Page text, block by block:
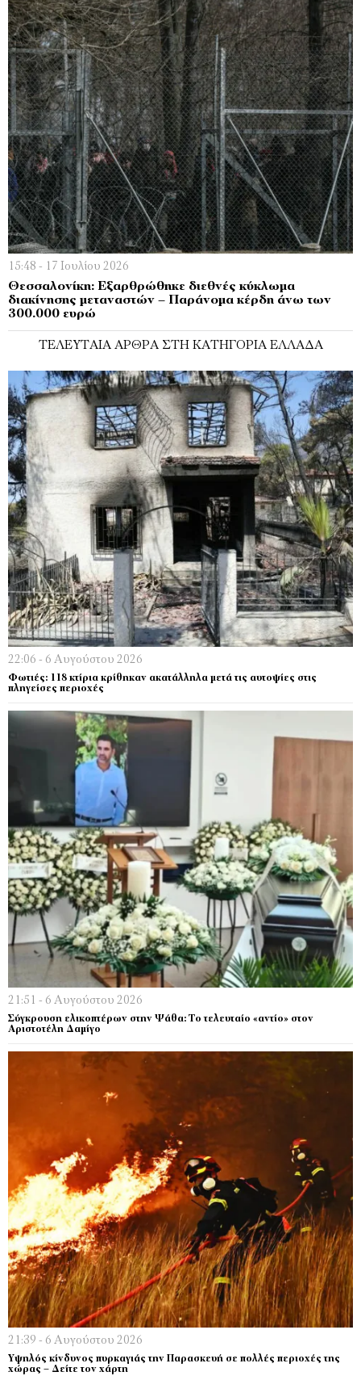
15:48 - 17 Ιουλίου 2026
Θεσσαλονίκη: Εξαρθρώθηκε διεθνές κύκλωμα
διακίνησης μεταναστών – Παράνομα κέρδη άνω των
300.000 ευρώ
ΤΕΛΕΥΤΑΊΑ ΆΡΘΡΑ ΣΤΗ ΚΑΤΗΓΟΡΊΑ ΕΛΛΆΔΑ
22:06 - 6 Αυγούστου 2026
Φωτιές: 118 κτίρια κρίθηκαν ακατάλληλα μετά τις αυτοψίες στις
πληγείσες περιοχές
21:51 - 6 Αυγούστου 2026
Σύγκρουση ελικοπτέρων στην Ψάθα: Tο τελευταίο «αντίο» στον
Αριστοτέλη Δαμίγο
21:39 - 6 Αυγούστου 2026
Υψηλός κίνδυνος πυρκαγιάς την Παρασκευή σε πολλές περιοχές της
χώρας – Δείτε τον χάρτη